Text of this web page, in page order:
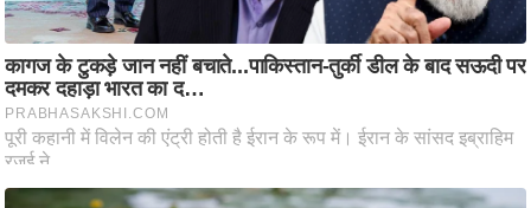
ति
ष
प्र
भु
म
हि